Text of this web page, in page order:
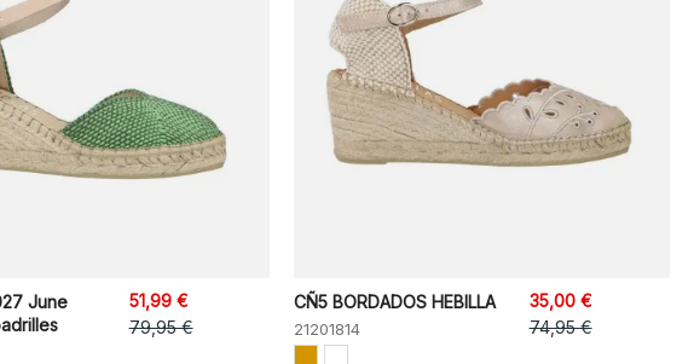
June
51,99 €
79,95 €
CÑ5 BORDADOS HEBILLA
21201814
35,00 €
74,95 €